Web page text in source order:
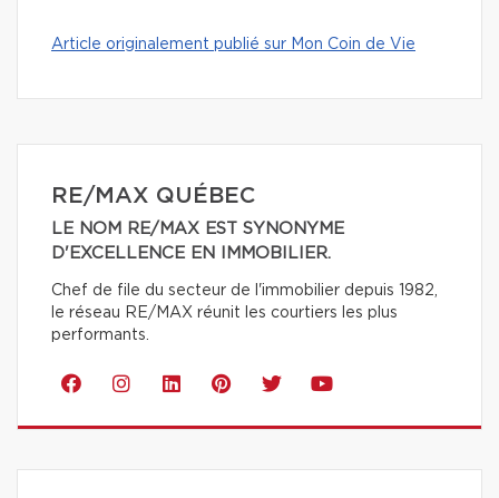
Article originalement publié sur Mon Coin de Vie
RE/MAX QUÉBEC
LE NOM RE/MAX EST SYNONYME
D'EXCELLENCE EN IMMOBILIER.
Chef de file du secteur de l'immobilier depuis 1982,
le réseau RE/MAX réunit les courtiers les plus
performants.